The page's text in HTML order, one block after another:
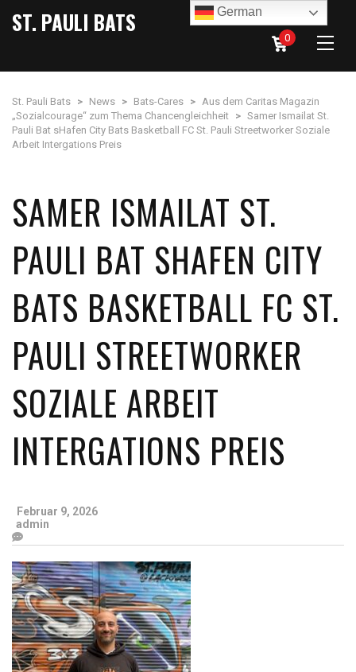
ST. PAULI BATS
0
St. Pauli Bats > News > Bats-Cares > Aus dem Caritas Magazin
„Sozialcourage“ zum Thema Chancengleichheit > Samer Ismailat St.
Pauli Bat sHafen City Bats Basketball FC St. Pauli Streetworker Soziale
Arbeit Intergations Preis
SAMER ISMAILAT ST.
PAULI BAT SHAFEN CITY
BATS BASKETBALL FC ST.
PAULI STREETWORKER
SOZIALE ARBEIT
INTERGATIONS PREIS
Februar 9, 2026
admin
German